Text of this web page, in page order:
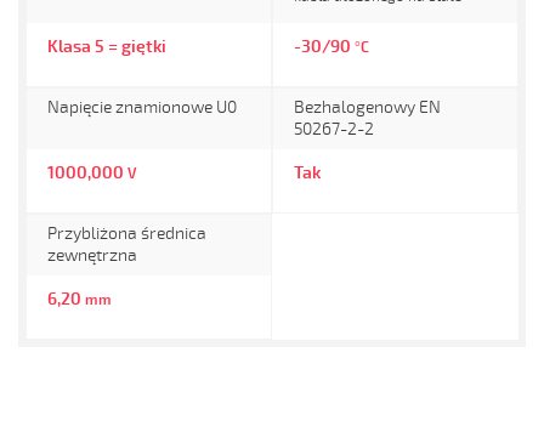
Klasa 5 = giętki -30/90 °C
Napięcie znamionowe U0
1000,000 V
Bezhalogenowy EN
50267-2-2
Tak
Przybliżona średnica
zewnętrzna
6,20 mm